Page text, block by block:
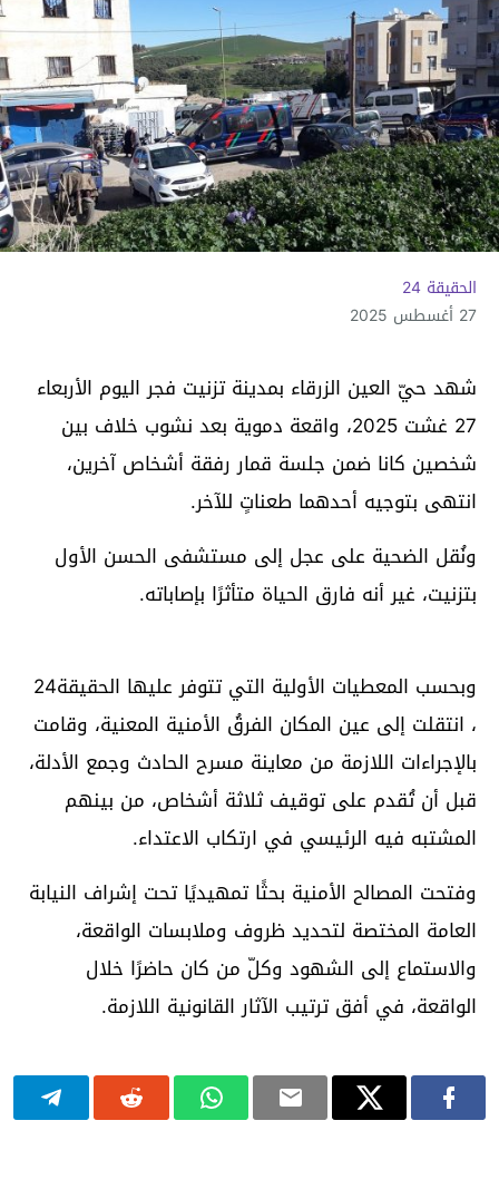
الحقيقة 24
27 أغسطس 2025
شهد حيّ العين الزرقاء بمدينة تزنيت فجر اليوم الأربعاء
27 غشت 2025، واقعة دموية بعد نشوب خلاف بين
شخصين كانا ضمن جلسة قمار رفقة أشخاص آخرين،
انتهى بتوجيه أحدهما طعناتٍ للآخر.
ونُقل الضحية على عجل إلى مستشفى الحسن الأول
بتزنيت، غير أنه فارق الحياة متأثرًا بإصاباته.
وبحسب المعطيات الأولية التي تتوفر عليها الحقيقة24
، انتقلت إلى عين المكان الفرقُ الأمنية المعنية، وقامت
بالإجراءات اللازمة من معاينة مسرح الحادث وجمع الأدلة،
قبل أن تُقدم على توقيف ثلاثة أشخاص، من بينهم
المشتبه فيه الرئيسي في ارتكاب الاعتداء.
وفتحت المصالح الأمنية بحثًا تمهيديًا تحت إشراف النيابة
العامة المختصة لتحديد ظروف وملابسات الواقعة،
والاستماع إلى الشهود وكلّ من كان حاضرًا خلال
الواقعة، في أفق ترتيب الآثار القانونية اللازمة.